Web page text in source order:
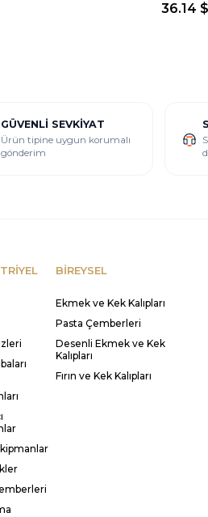
36.14 $
GÜVENLI SEVKIYAT
Ürün tipine uygun korumalı
gönderim
BİREYSEL
Ekmek ve Kek Kalıpları
Pasta Çemberleri
Desenli Ekmek ve Kek
Kalıpları
Fırın ve Kek Kalıpları